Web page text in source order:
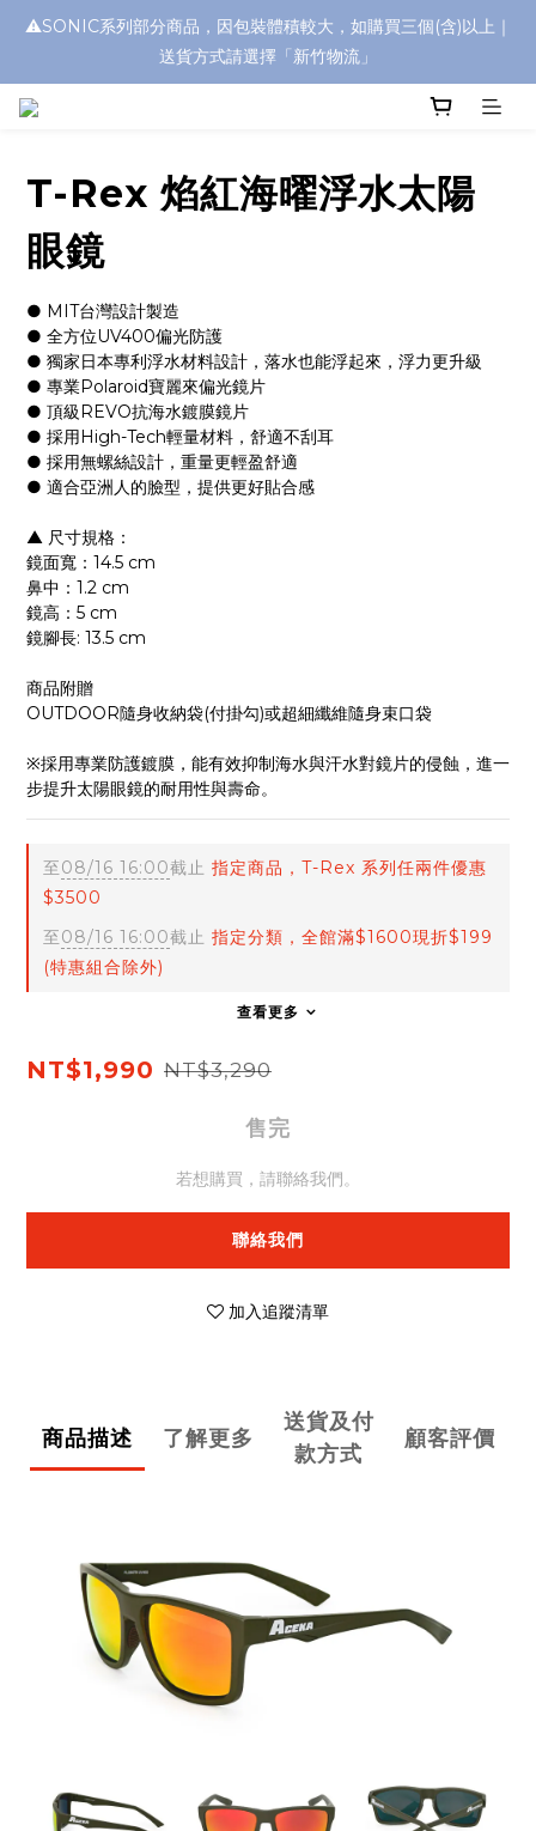
浮水太陽眼鏡🌊 全面升級新上市🎉
⚠️SONIC系列部分商品，因包裝體積較大，如購買三個(含)以上｜
送貨方式請選擇「新竹物流」
T-Rex 焰紅海曜浮水太陽
眼鏡
● MIT台灣設計製造
● 全方位UV400偏光防護
● 獨家日本專利浮水材料設計，落水也能浮起來，浮力更升級
● 專業Polaroid寶麗來偏光鏡片
● 頂級REVO抗海水鍍膜鏡片
● 採用High-Tech輕量材料，舒適不刮耳
● 採用無螺絲設計，重量更輕盈舒適
● 適合亞洲人的臉型，提供更好貼合感
▲ 尺寸規格：
鏡面寬：14.5 cm
鼻中：1.2 cm
鏡高：5 cm
鏡腳長: 13.5 cm
商品附贈
OUTDOOR隨身收納袋(付掛勾)或超細纖維隨身束口袋
※採用專業防護鍍膜，能有效抑制海水與汗水對鏡片的侵蝕，進一
步提升太陽眼鏡的耐用性與壽命。
至08/16 16:00截止 指定商品，T-Rex 系列任兩件優惠
$3500
至08/16 16:00截止 指定分類，全館滿$1600現折$199
(特惠組合除外)
查看更多
NT$1,990 NT$3,290
售完
若想購買，請聯絡我們。
聯絡我們
加入追蹤清單
商品描述 了解更多
送貨及付
款方式
顧客評價